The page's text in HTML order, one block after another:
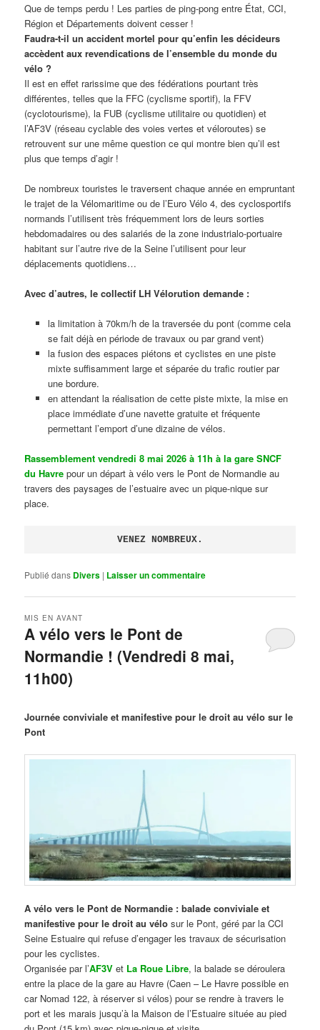
Que de temps perdu ! Les parties de ping-pong entre État, CCI,
Région et Départements doivent cesser !
Faudra-t-il un accident mortel pour qu’enfin les décideurs
accèdent aux revendications de l’ensemble du monde du
vélo ?
Il est en effet rarissime que des fédérations pourtant très
différentes, telles que la FFC (cyclisme sportif), la FFV
(cyclotourisme), la FUB (cyclisme utilitaire ou quotidien) et
l’AF3V (réseau cyclable des voies vertes et véloroutes) se
retrouvent sur une même question ce qui montre bien qu’il est
plus que temps d’agir !
De nombreux touristes le traversent chaque année en empruntant
le trajet de la Vélomaritime ou de l’Euro Vélo 4, des cyclosportifs
normands l’utilisent très fréquemment lors de leurs sorties
hebdomadaires ou des salariés de la zone industrialo-portuaire
habitant sur l’autre rive de la Seine l’utilisent pour leur
déplacements quotidiens…
Avec d’autres, le collectif LH Vélorution demande :
la limitation à 70km/h de la traversée du pont (comme cela
se fait déjà en période de travaux ou par grand vent)
la fusion des espaces piétons et cyclistes en une piste
mixte suffisamment large et séparée du trafic routier par
une bordure.
en attendant la réalisation de cette piste mixte, la mise en
place immédiate d’une navette gratuite et fréquente
permettant l’emport d’une dizaine de vélos.
Rassemblement vendredi 8 mai 2026 à 11h à la gare SNCF
du Havre pour un départ à vélo vers le Pont de Normandie au
travers des paysages de l’estuaire avec un pique-nique sur
place.
VENEZ NOMBREUX.
Publié dans Divers | Laisser un commentaire
A vélo vers le Pont de
Normandie ! (Vendredi 8 mai,
11h00)
MIS EN AVANT
Journée conviviale et manifestive pour le droit au vélo sur le
Pont
A vélo vers le Pont de Normandie : balade conviviale et
manifestive pour le droit au vélo sur le Pont, géré par la CCI
Seine Estuaire qui refuse d’engager les travaux de sécurisation
pour les cyclistes.
Organisée par l’AF3V et La Roue Libre, la balade se déroulera
entre la place de la gare au Havre (Caen – Le Havre possible en
car Nomad 122, à réserver si vélos) pour se rendre à travers le
port et les marais jusqu’à la Maison de l’Estuaire située au pied